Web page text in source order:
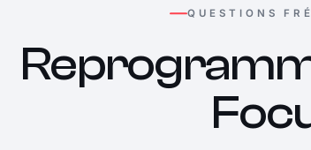
QUESTIONS